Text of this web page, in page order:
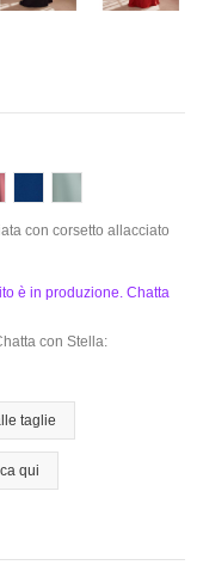
Rose
con corsetto allacciato
è in produzione. Chatta
con Stella:
taglie
qui